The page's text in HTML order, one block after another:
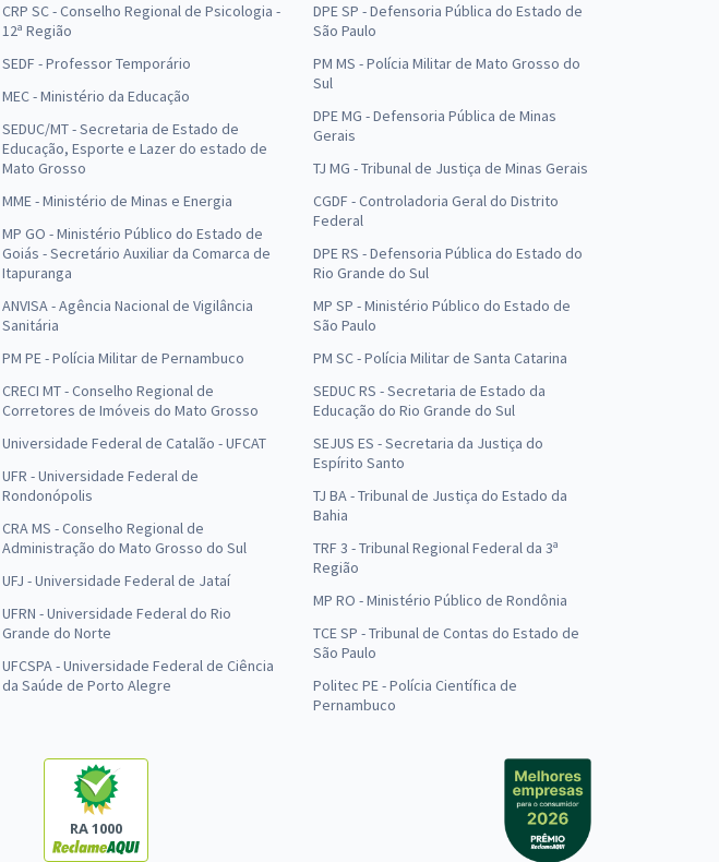
CRP SC - Conselho Regional de Psicologia -
12ª Região
SEDF - Professor Temporário
MEC - Ministério da Educação
SEDUC/MT - Secretaria de Estado de
Educação, Esporte e Lazer do estado de
Mato Grosso
MME - Ministério de Minas e Energia
MP GO - Ministério Público do Estado de
Goiás - Secretário Auxiliar da Comarca de
Itapuranga
ANVISA - Agência Nacional de Vigilância
Sanitária
PM PE - Polícia Militar de Pernambuco
CRECI MT - Conselho Regional de
Corretores de Imóveis do Mato Grosso
Universidade Federal de Catalão - UFCAT
UFR - Universidade Federal de
Rondonópolis
CRA MS - Conselho Regional de
Administração do Mato Grosso do Sul
UFJ - Universidade Federal de Jataí
UFRN - Universidade Federal do Rio
Grande do Norte
UFCSPA - Universidade Federal de Ciência
da Saúde de Porto Alegre
DPE SP - Defensoria Pública do Estado de
São Paulo
PM MS - Polícia Militar de Mato Grosso do
Sul
DPE MG - Defensoria Pública de Minas
Gerais
TJ MG - Tribunal de Justiça de Minas Gerais
CGDF - Controladoria Geral do Distrito
Federal
DPE RS - Defensoria Pública do Estado do
Rio Grande do Sul
MP SP - Ministério Público do Estado de
São Paulo
PM SC - Polícia Militar de Santa Catarina
SEDUC RS - Secretaria de Estado da
Educação do Rio Grande do Sul
SEJUS ES - Secretaria da Justiça do
Espírito Santo
TJ BA - Tribunal de Justiça do Estado da
Bahia
TRF 3 - Tribunal Regional Federal da 3ª
Região
MP RO - Ministério Público de Rondônia
TCE SP - Tribunal de Contas do Estado de
São Paulo
Politec PE - Polícia Científica de
Pernambuco
RA 1000